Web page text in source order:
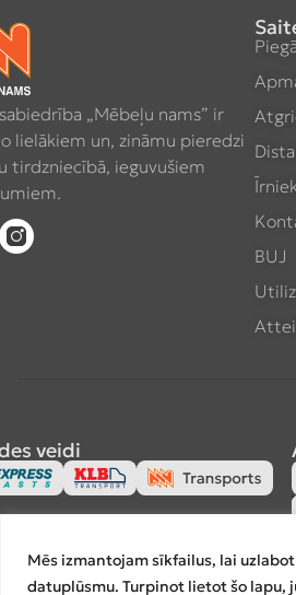
Mēs izmantojam sīkfailus, lai
datuplūsmu. Turpinot lietot šo lapu,
„Mēbeļu nams” ir
lielākiem un, zināmu pieredzi
tirdzniecībā, ieguvušiem
BUJ
veidi